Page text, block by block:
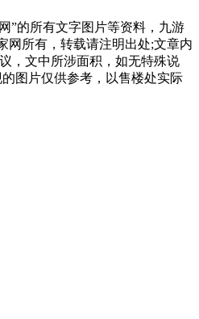
”的所有文字图片等资料，九游
网所有，转载请注明出处;文章内
，文中所涉面积，如无特殊说
图片仅供参考，以售楼处实际